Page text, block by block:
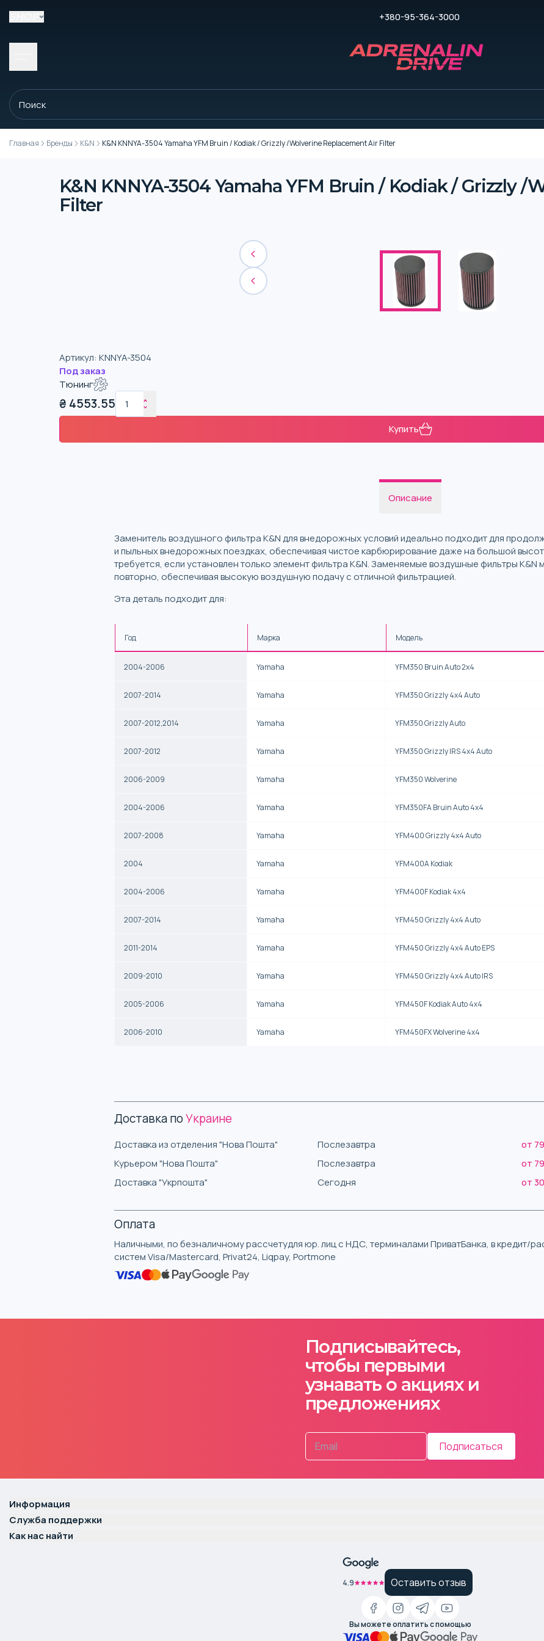
+380-95-364-3000
Главная Бренды K&N K&N KNNYA-3504 Yamaha YFM Bruin / Kodiak / Grizzly /Wolverine Replacement Air Filter
K&N KNNYA-3504 Yamaha YFM Bruin / Kodiak / Grizzly
Filter
Артикул: KNNYA-3504
Под заказ
Тюнинг
₴ 4553.55
Купить
Описание
Заменитель воздушного фильтра K&N для внедорожных условий идеально подходит для
и пыльных внедорожных поездках, обеспечивая чистое карбюрирование даже на большой
требуется, если установлен только элемент фильтра K&N. Заменяемые воздушные фильтры K&N
повторно, обеспечивая высокую воздушную подачу с отличной фильтрацией.
Эта деталь подходит для:
Год Марка Модель
2004-2006 Yamaha YFM350 Bruin Auto 2x4
2007-2014 Yamaha YFM350 Grizzly 4x4 Auto
2007-2012,2014 Yamaha YFM350 Grizzly Auto
2007-2012 Yamaha YFM350 Grizzly IRS 4x4 Auto
2006-2009 Yamaha YFM350 Wolverine
2004-2006 Yamaha YFM350FA Bruin Auto 4x4
2007-2008 Yamaha YFM400 Grizzly 4x4 Auto
2004 Yamaha YFM400A Kodiak
2004-2006 Yamaha YFM400F Kodiak 4x4
2007-2014 Yamaha YFM450 Grizzly 4x4 Auto
2011-2014 Yamaha YFM450 Grizzly 4x4 Auto EPS
2009-2010 Yamaha YFM450 Grizzly 4x4 Auto IRS
2005-2006 Yamaha YFM450F Kodiak Auto 4x4
2006-2010 Yamaha YFM450FX Wolverine 4x4
Доставка поУкраине
Доставка из отделения "Нова Пошта" Послезавтра
от
Курьером "Нова Пошта"
Послезавтра
от
Доставка "Укрпошта"
Сегодня от
Оплата
Наличными, по безналичному рассчетудля юр. лиц с НДС, терминалами ПриватБанка, в кредит/
систем Visa/Mastercard, Privat24, Liqpay, Portmone
Подписывайтесь,
чтобы первыми
узнавать о акциях и
предложениях
Подписаться
Информация
Служба поддержки
Как нас найти
4.9 Оставить отзыв
Вы можете оплатить с помощью